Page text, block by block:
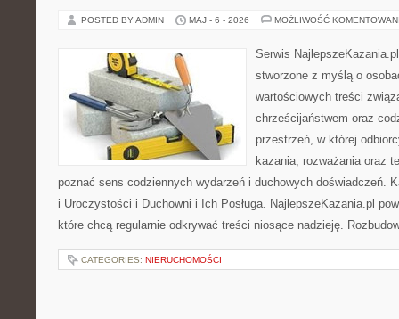
POSTED BY ADMIN MAJ - 6 - 2026 MOŻLIWOŚĆ
Serwis
stworzone z myślą o
wartościowych treści
chrześcijaństwem oraz
przestrzeń, w której
kazania, rozważania oraz
poznać sens codziennych wydarzeń i duchowych doświadczeń.
i Uroczystości i Duchowni i Ich Posługa. NajlepszeKazania.pl
które chcą regularnie odkrywać treści niosące nadzieję.
CATEGORIES: NIERUCHOMOŚCI